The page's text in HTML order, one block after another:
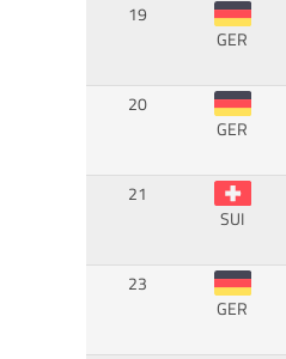
19
GER
20
GER
21
SUI
23
GER